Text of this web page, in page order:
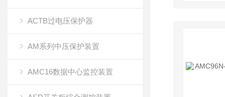
ACTB过电压保护器
AM系列中压保护装置
AMC16数据中心监控装置